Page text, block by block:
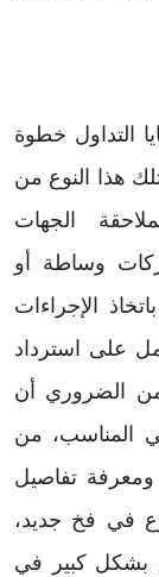
التداول خطوة
هذا النوع من
الجهات
وساطة أو
الإجراءات
على استرداد
الضروري أن
المناسب، من
تفاصيل
في فخ جديد،
بشكل كبير في